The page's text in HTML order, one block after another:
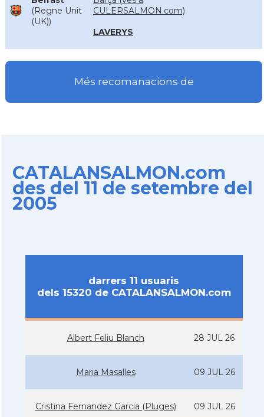
(Regne Unit
(UK))
CULERSALMON.com)
LAVERYS
Més recomanacions de
CATALANSALMON.com
des del 11 de setembre del
2005
darrers 11 usuaris
dels 15320 de CATALANSALMON.com
Albert Feliu Blanch 28 JUL 26
Maria Masalles 09 JUL 26
Cristina Fernandez Garcia (Pluges) 09 JUL 26